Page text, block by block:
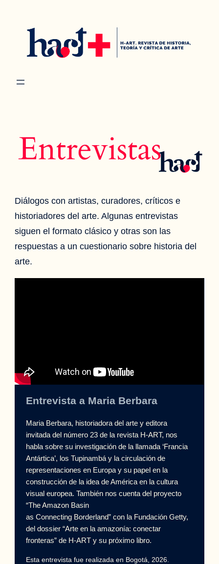
contenido
Diálogos con artistas, curadores, críticos e
historiadores del arte. Algunas entrevistas
siguen el formato clásico y otras son las
respuestas a un cuestionario sobre historia del
arte.
Entrevista a Maria Berbara
Maria Berbara, historiadora del arte y editora
invitada del número 23 de la revista H-ART, nos
habla sobre su investigación de la llamada ‘Francia
Antártica’, los Tupinambá y la circulación de
representaciones en Europa y su papel en la
construcción de la idea de América en la cultura
visual europea. También nos cuenta del proyecto
“The Amazon Basin
as Connecting Borderland” con la Fundación Getty,
del dossier “Arte en la amazonía: conectar
fronteras” de H-ART y su próximo libro.
Esta entrevista fue realizada en Bogotá, 2026.